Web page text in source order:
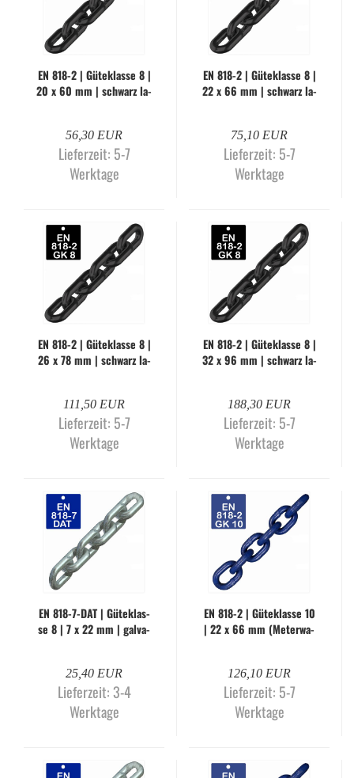
EN 818-2 | Gü­te­klas­se 8 |
20 x 60 mm | schwarz la­
56,30 EUR
Lieferzeit: 5-7
Werktage
EN 818-2 | Gü­te­klas­se 8 |
22 x 66 mm | schwarz la­
75,10 EUR
Lieferzeit: 5-7
Werktage
EN 818-2 | Gü­te­klas­se 8 |
26 x 78 mm | schwarz la­
111,50 EUR
Lieferzeit: 5-7
Werktage
EN 818-2 | Gü­te­klas­se 8 |
32 x 96 mm | schwarz la­
188,30 EUR
Lieferzeit: 5-7
Werktage
EN 818-​7-DAT | Gü­te­klas­
se 8 | 7 x 22 mm | gal­va­
25,40 EUR
Lieferzeit:3-4
Werktage
EN 818-2 | Gü­te­klas­se 10
| 22 x 66 mm (Me­ter­wa­
126,10 EUR
Lieferzeit: 5-7
Werktage